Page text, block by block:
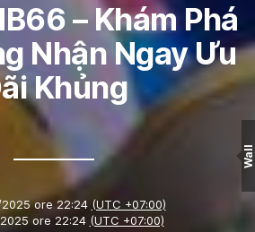
– Khám Phá
Nhận Ngay Ưu
Khủng
ore 22:24 (UTC +07:00)
ore 22:24 (UTC +07:00)
Wall